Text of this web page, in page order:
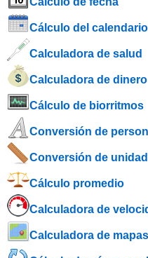
Cálculo del calendario
Calculadora de salud
Calculadora de dinero
Cálculo de biorritmos
Conversión de
Conversión de
Cálculo promedio
Calculadora de
Calculadora de mapas